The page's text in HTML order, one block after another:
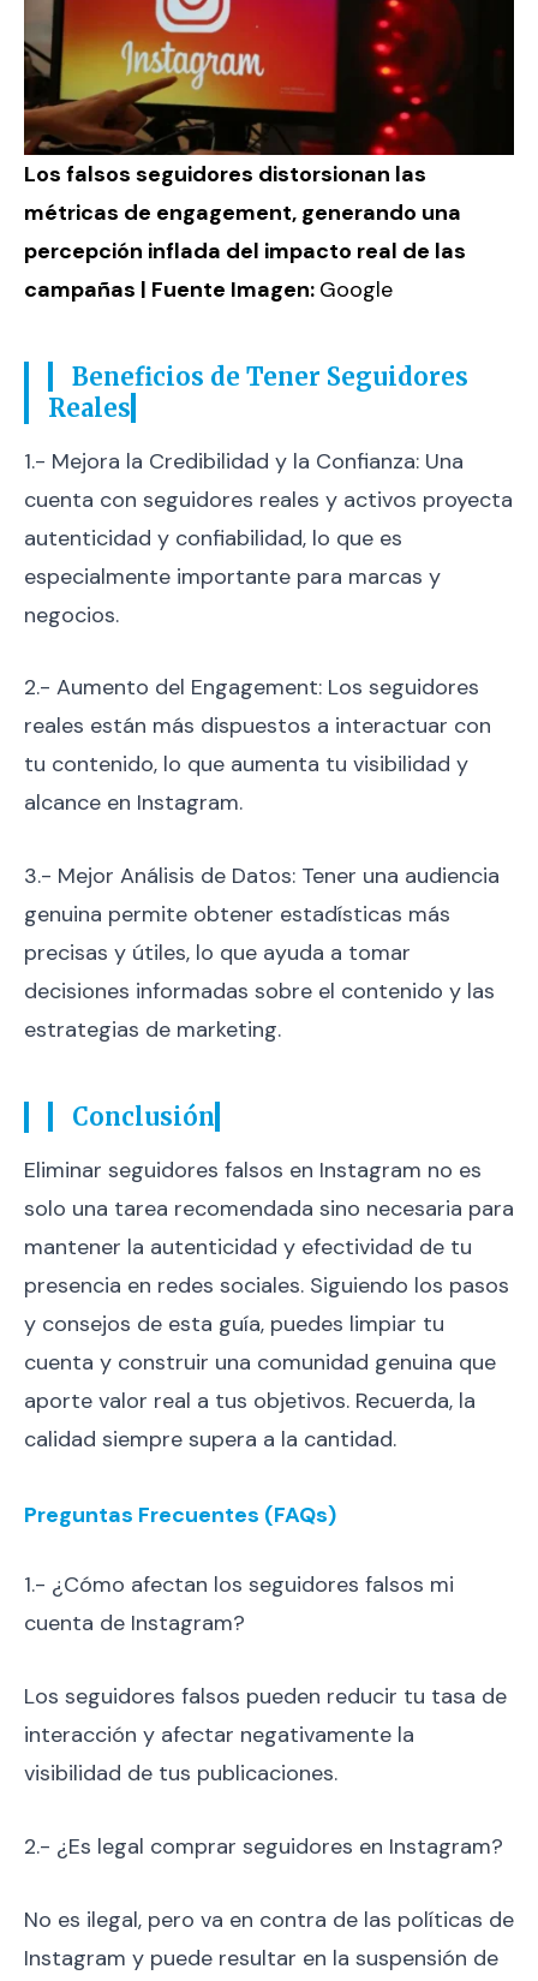
Los falsos seguidores distorsionan las
métricas de engagement, generando una
percepción inflada del impacto real de las
campañas | Fuente Imagen: Google
Beneficios de Tener Seguidores
Reales
1.- Mejora la Credibilidad y la Confianza: Una
cuenta con seguidores reales y activos proyecta
autenticidad y confiabilidad, lo que es
especialmente importante para marcas y
negocios.
2.- Aumento del Engagement: Los seguidores
reales están más dispuestos a interactuar con
tu contenido, lo que aumenta tu visibilidad y
alcance en Instagram.
3.- Mejor Análisis de Datos: Tener una audiencia
genuina permite obtener estadísticas más
precisas y útiles, lo que ayuda a tomar
decisiones informadas sobre el contenido y las
estrategias de marketing.
Conclusión
Eliminar seguidores falsos en Instagram no es
solo una tarea recomendada sino necesaria para
mantener la autenticidad y efectividad de tu
presencia en redes sociales. Siguiendo los pasos
y consejos de esta guía, puedes limpiar tu
cuenta y construir una comunidad genuina que
aporte valor real a tus objetivos. Recuerda, la
calidad siempre supera a la cantidad.
Preguntas Frecuentes (FAQs)
1.- ¿Cómo afectan los seguidores falsos mi
cuenta de Instagram?
Los seguidores falsos pueden reducir tu tasa de
interacción y afectar negativamente la
visibilidad de tus publicaciones.
2.- ¿Es legal comprar seguidores en Instagram?
No es ilegal, pero va en contra de las políticas de
Instagram y puede resultar en la suspensión de